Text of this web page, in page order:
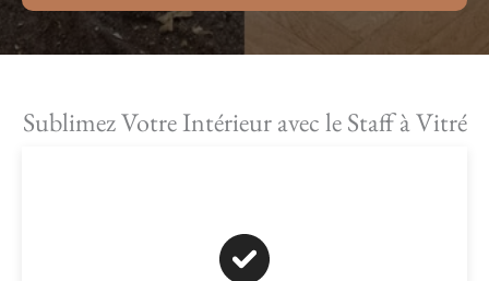
Sublimez Votre Intérieur avec le Staff à Vitré